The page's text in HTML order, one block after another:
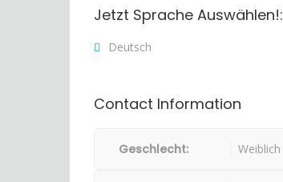
Jetzt Sprache Auswählen!:
Deutsch
Contact Information
Geschlecht: Weiblich